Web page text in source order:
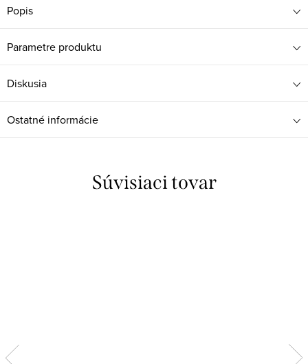
Popis
Parametre produktu
Diskusia
Ostatné informácie
Súvisiaci tovar